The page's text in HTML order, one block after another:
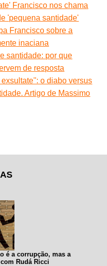
Francisco nos chama
'pequena santidade'
Francisco sobre a
inaciana
santidade: por que
de resposta
o diabo versus
Artigo de Massimo
é a corrupção, mas a
Rudá Ricci